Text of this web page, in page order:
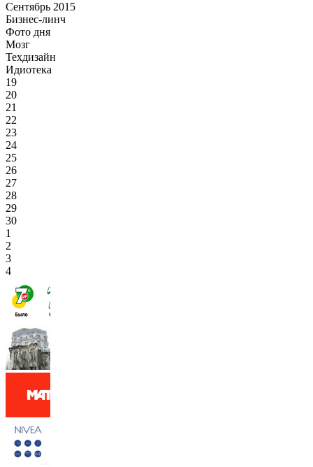
Сентябрь 2015
Бизнес-линч
Фото дня
Мозг
Техдизайн
Идиотека
19
20
21
22
23
24
25
26
27
28
29
30
1
2
3
4